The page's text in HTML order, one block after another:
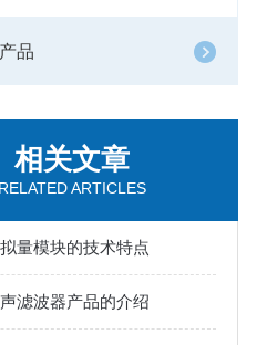
品
相关文章
RELATED ARTICLES
量模块的技术特点
滤波器产品的介绍